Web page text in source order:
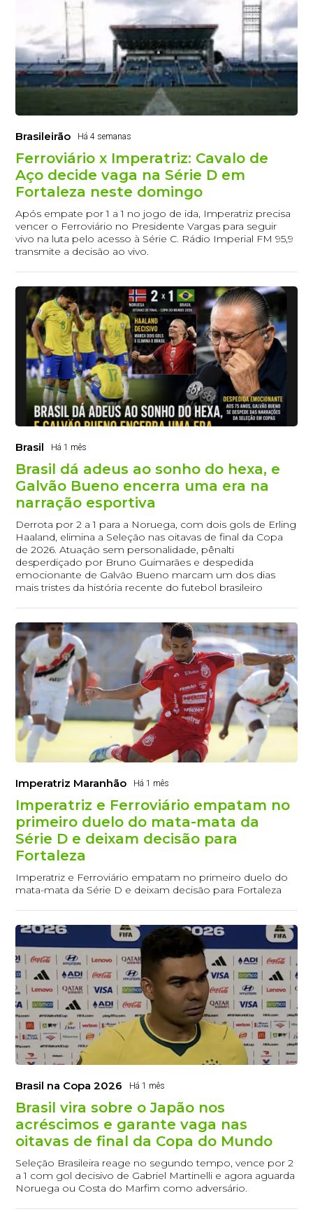
Brasileirão Há 4 semanas
Ferroviário x Imperatriz: Cavalo de
Aço decide vaga na Série D em
Fortaleza neste domingo
Após empate por 1 a 1 no jogo de ida, Imperatriz precisa
vencer o Ferroviário no Presidente Vargas para seguir
vivo na luta pelo acesso à Série C. Rádio Imperial FM 95,9
transmite a decisão ao vivo.
Brasil Há 1 mês
Brasil dá adeus ao sonho do hexa, e
Galvão Bueno encerra uma era na
narração esportiva
Derrota por 2 a 1 para a Noruega, com dois gols de Erling
Haaland, elimina a Seleção nas oitavas de final da Copa
de 2026. Atuação sem personalidade, pênalti
desperdiçado por Bruno Guimarães e despedida
emocionante de Galvão Bueno marcam um dos dias
mais tristes da história recente do futebol brasileiro
Imperatriz Maranhão Há 1 mês
Imperatriz e Ferroviário empatam no
primeiro duelo do mata-mata da
Série D e deixam decisão para
Fortaleza
Imperatriz e Ferroviário empatam no primeiro duelo do
mata-mata da Série D e deixam decisão para Fortaleza
Brasil na Copa 2026 Há 1 mês
Brasil vira sobre o Japão nos
acréscimos e garante vaga nas
oitavas de final da Copa do Mundo
Seleção Brasileira reage no segundo tempo, vence por 2
a 1 com gol decisivo de Gabriel Martinelli e agora aguarda
Noruega ou Costa do Marfim como adversário.